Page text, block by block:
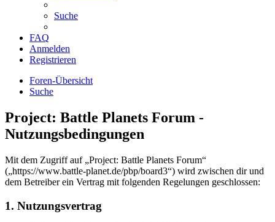
Suche
FAQ
Anmelden
Registrieren
Foren-Übersicht
Suche
Project: Battle Planets Forum -
Nutzungsbedingungen
Mit dem Zugriff auf „Project: Battle Planets Forum“
(„https://www.battle-planet.de/pbp/board3“) wird zwischen dir und
dem Betreiber ein Vertrag mit folgenden Regelungen geschlossen:
1. Nutzungsvertrag